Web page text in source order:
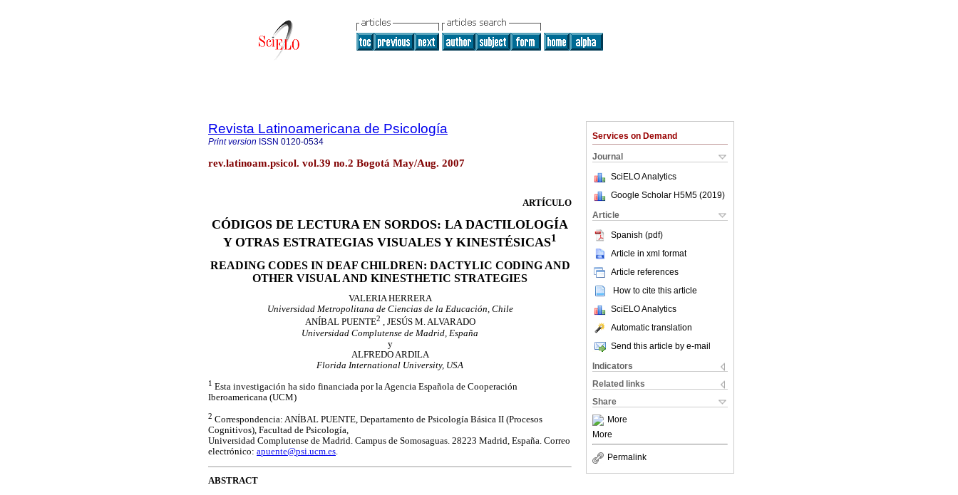
Services on Demand
Journal
SciELO Analytics
Google Scholar H5M5 (2019)
Article
Spanish (pdf)
Article in xml format
Article references
How to cite this article
SciELO Analytics
Automatic translation
Send this article by e-mail
Indicators
Related links
Share
More
More
Permalink
Revista Latinoamericana de Psicología
Print version ISSN 0120-0534
rev.latinoam.psicol. vol.39 no.2 Bogotá May/Aug. 2007
ARTÍCULO
CÓDIGOS DE LECTURA EN SORDOS: LA DACTILOLOGÍA
Y OTRAS ESTRATEGIAS VISUALES Y KINESTÉSICAS1
READING CODES IN DEAF CHILDREN: DACTYLIC CODING AND
OTHER VISUAL AND KINESTHETIC STRATEGIES
VALERIA HERRERA
Universidad Metropolitana de Ciencias de la Educación, Chile
ANÍBAL PUENTE2 , JESÚS M. ALVARADO
Universidad Complutense de Madrid, España
y
ALFREDO ARDILA
Florida International University, USA
1 Esta investigación ha sido financiada por la Agencia Española de Cooperación
Iberoamericana (UCM)
2 Correspondencia: ANÍBAL PUENTE, Departamento de Psicología Básica II (Procesos
Cognitivos), Facultad de Psicología,
Universidad Complutense de Madrid. Campus de Somosaguas. 28223 Madrid, España. Correo
electrónico: apuente@psi.ucm.es.
ABSTRACT